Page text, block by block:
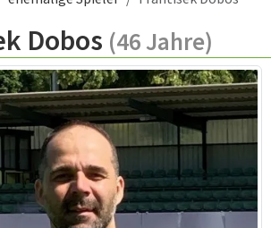
Dobos (46 Jahre)